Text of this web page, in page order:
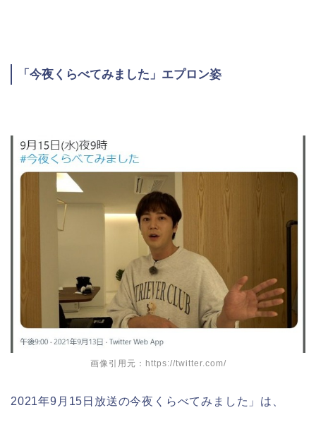
「今夜くらべてみました」エプロン姿
画像引用元：https://twitter.com/
2021年9月15日放送の今夜くらべてみました」は、